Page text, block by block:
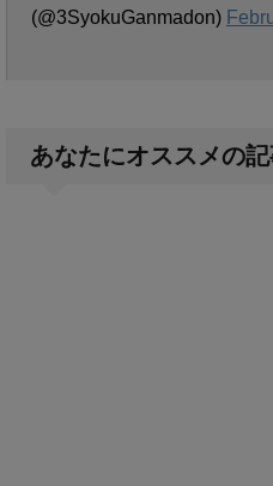
(@3SyokuGanmadon)
あなたにオススメの